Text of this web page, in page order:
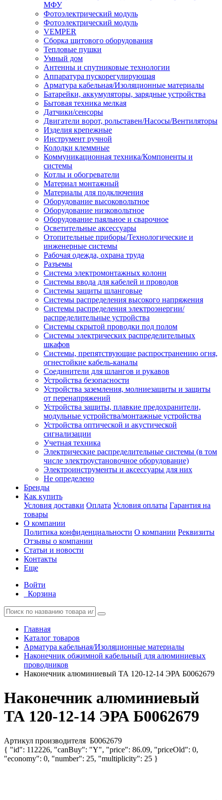
МФУ
Фотоэлектрический модуль
Фотоэлектрический модуль
VEMPER
Сборка щитового оборудования
Тепловые пушки
Умный дом
Антенны и спутниковые технологии
Аппаратура пускорегулирующая
Арматура кабельная/Изоляционные материалы
Батарейки, аккумуляторы, зарядные устройства
Бытовая техника мелкая
Датчики/сенсоры
Двигатели ворот, рольставен/Насосы/Вентиляторы
Изделия крепежные
Инструмент ручной
Колодки клеммные
Коммуникационная техника/Компоненты и
системы
Котлы и обогреватели
Материал монтажный
Материалы для подключения
Оборудование высоковольтное
Оборудование низковольтное
Оборудование паяльное и сварочное
Осветительные аксессуары
Отопительные приборы/Технологические и
инженерные системы
Рабочая одежда, охрана труда
Разъемы
Система электромонтажных колонн
Системы ввода для кабелей и проводов
Системы защиты шланговые
Системы распределения высокого напряжения
Системы распределения электроэнергии/
распределительные устройства
Системы скрытой проводки под полом
Системы электрических распределительных
шкафов
Системы, препятствующие распространению огня,
огнестойкие кабель-каналы
Соединители для шлангов и рукавов
Устройства безопасности
Устройства заземления, молниезащиты и защиты
от перенапряжений
Устройства защиты, плавкие предохранители,
модульные устройства/монтажные устройства
Устройства оптической и акустической
сигнализации
Учетная техника
Электрические распределительные системы (в том
числе электроустановочное оборудование)
Электроинструменты и аксессуары для них
Не определено
Бренды
Как купить
Условия доставки Оплата Условия оплаты Гарантия на
товары
О компании
Политика конфиденциальности О компании Реквизиты
Отзывы о компании
Статьи и новости
Контакты
Еще
Войти
Корзина
Главная
Каталог товаров
Арматура кабельная/Изоляционные материалы
Наконечник обжимной кабельный для алюминиевых
проводников
Наконечник алюминиевый ТА 120-12-14 ЭРА Б0062679
Наконечник алюминиевый
ТА 120-12-14 ЭРА Б0062679
Артикул производителя Б0062679
{ "id": 112226, "canBuy": "Y", "price": 86.09, "priceOld": 0,
"economy": 0, "number": 25, "multiplicity": 25 }